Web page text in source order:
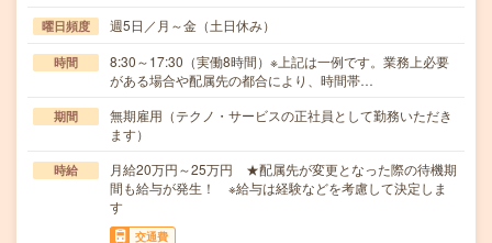
曜日頻度 週5日／月～金（土日休み）
時間
8:30～17:30（実働8時間）※上記は一例です。業務上必要
がある場合や配属先の都合により、時間帯…
期間
無期雇用（テクノ・サービスの正社員として勤務いただき
ます）
時給
月給20万円～25万円 ★配属先が変更となった際の待機期
間も給与が発生！ ※給与は経験などを考慮して決定しま
す
交通費